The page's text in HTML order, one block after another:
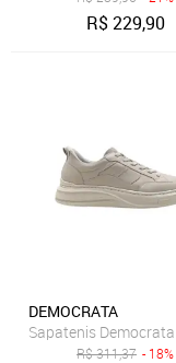
R$229,90
DEMOCRATA
Sapatenis
R$311,37 - 18%